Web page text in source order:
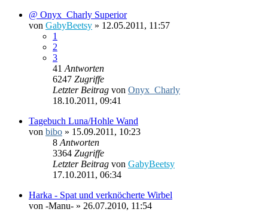
@ Onyx_Charly Superior
von GabyBeetsy » 12.05.2011, 11:57
1
2
3
41 Antworten
6247 Zugriffe
Letzter Beitrag von Onyx_Charly
18.10.2011, 09:41
Tagebuch Luna/Hohle Wand
von bibo » 15.09.2011, 10:23
8 Antworten
3364 Zugriffe
Letzter Beitrag von GabyBeetsy
17.10.2011, 06:34
Harka - Spat und verknöcherte Wirbel
von -Manu- » 26.07.2010, 11:54